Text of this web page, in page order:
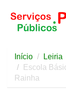
Início Leiria
Escola
Rainha